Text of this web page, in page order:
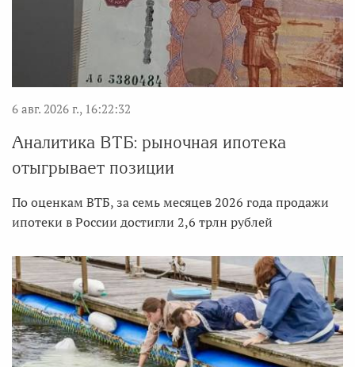
6 авг. 2026 г., 16:22:32
Аналитика ВТБ: рыночная ипотека
отыгрывает позиции
По оценкам ВТБ, за семь месяцев 2026 года продажи
ипотеки в России достигли 2,6 трлн рублей